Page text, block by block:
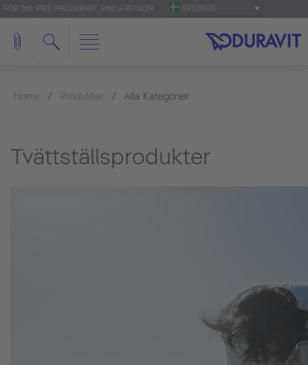
FOR THE 'PRO': PRO.DURAVIT FIND A RETAILER SVERIGE
Home Produkter Alla Kategorier
Tvättställsprodukter